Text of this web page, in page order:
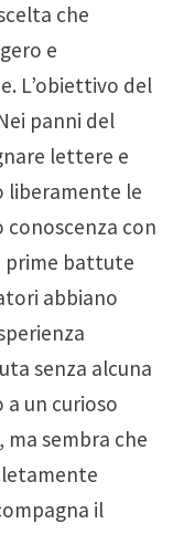
che
e
L’obiettivo del
panni del
lettere e
liberamente le
con
prime battute
abbiano
senza alcuna
un curioso
sembra che
il